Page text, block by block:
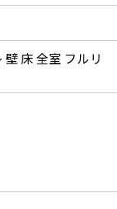
床 全室 フルリ